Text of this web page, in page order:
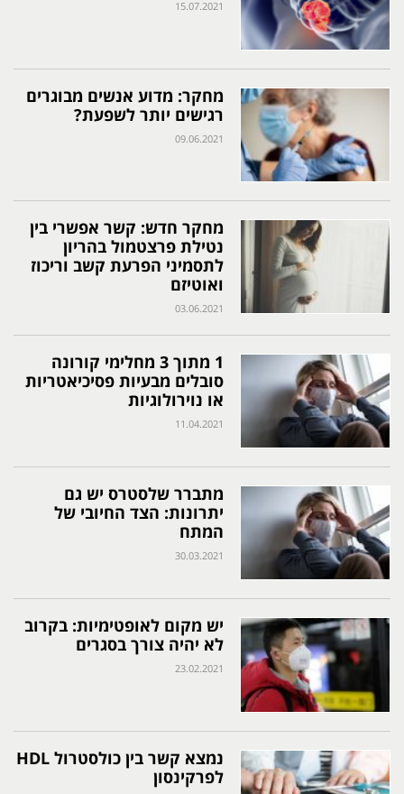
15.07.2021
מחקר: מדוע אנשים מבוגרים
רגישים יותר לשפעת?
09.06.2021
מחקר חדש: קשר אפשרי בין
נטילת פרצטמול בהריון
לתסמיני הפרעת קשב וריכוז
ואוטיזם
03.06.2021
1 מתוך 3 מחלימי קורונה
סובלים מבעיות פסיכיאטריות
או נוירולוגיות
11.04.2021
מתברר שלסטרס יש גם
יתרונות: הצד החיובי של
המתח
30.03.2021
יש מקום לאופטימיות: בקרוב
לא יהיה צורך בסגרים
23.02.2021
נמצא קשר בין כולסטרול HDL
לפרקינסון